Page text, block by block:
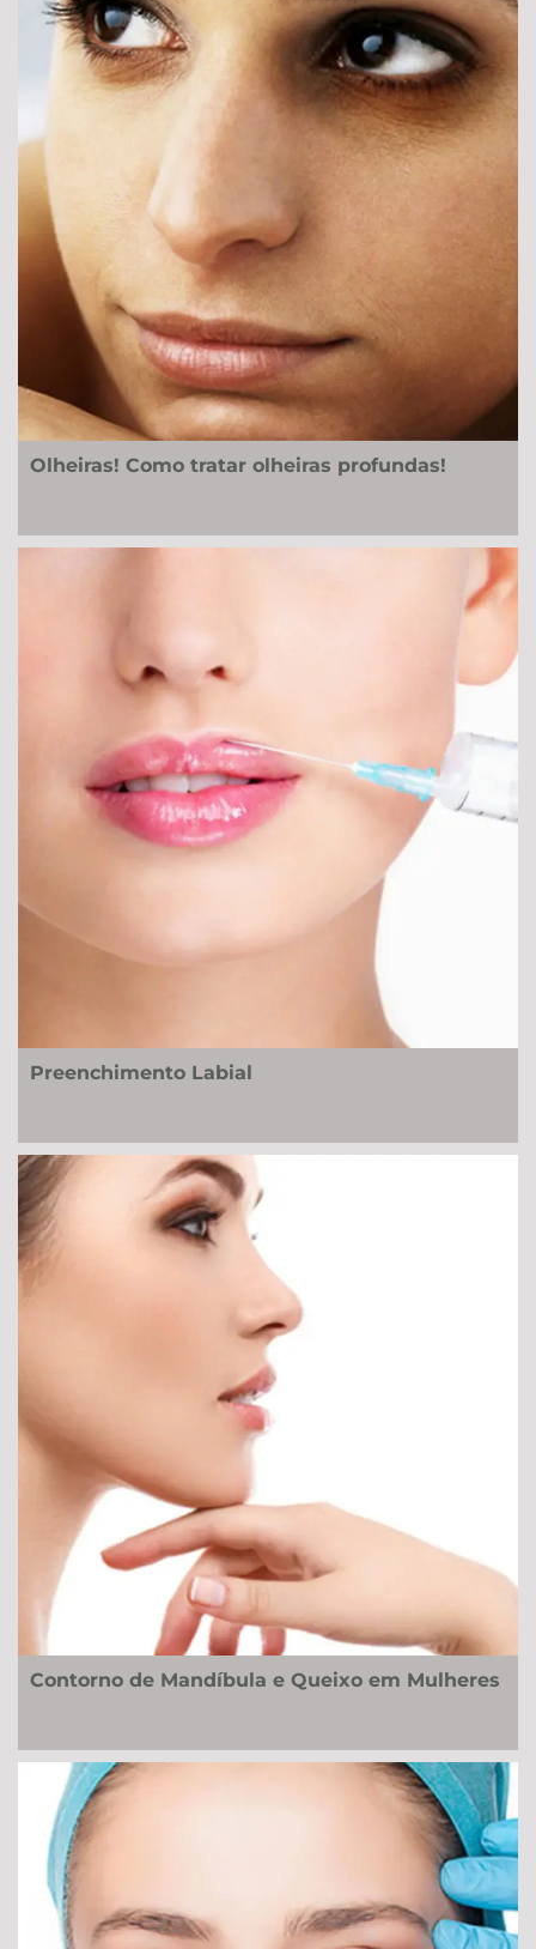
Olheiras! Como tratar olheiras profundas!
Preenchimento Labial
Contorno de Mandíbula e Queixo em Mulheres